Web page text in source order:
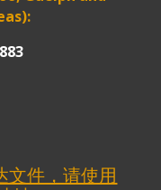
文件，请使用